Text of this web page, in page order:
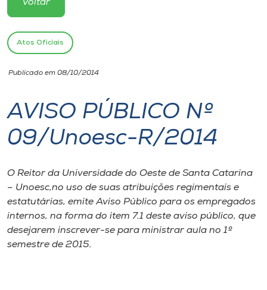
Portal de Ensino
Unoesc
Internacionalização
I.nova
Diplomados
Cultura
Voltar
Atos Oficiais
Publicado em 08/10/2014
AVISO PÚBLICO Nº
09/Unoesc-R/2014
O Reitor da Universidade do Oeste de Santa Catarina
– Unoesc,no uso de suas atribuições regimentais e
estatutárias, emite Aviso Público para os empregados
internos, na forma do item 7.1 deste aviso público, que
desejarem inscrever-se para ministrar aula no 1º
semestre de 2015.